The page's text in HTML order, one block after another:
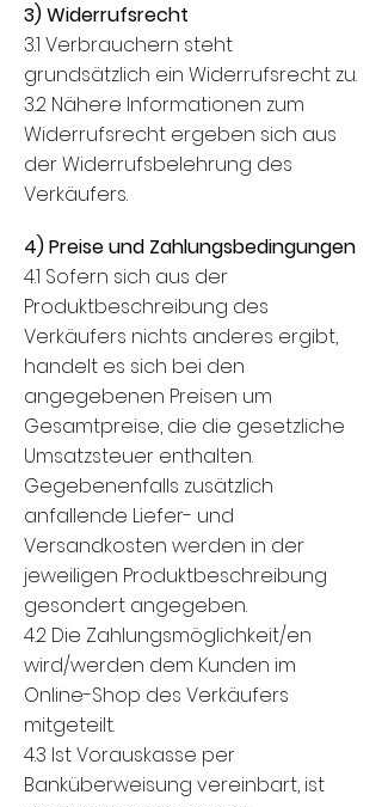
3) Widerrufsrecht
3.1 Verbrauchern steht
grundsätzlich ein Widerrufsrecht zu.
3.2 Nähere Informationen zum
Widerrufsrecht ergeben sich aus
der Widerrufsbelehrung des
Verkäufers.
4) Preise und Zahlungsbedingungen
4.1 Sofern sich aus der
Produktbeschreibung des
Verkäufers nichts anderes ergibt,
handelt es sich bei den
angegebenen Preisen um
Gesamtpreise, die die gesetzliche
Umsatzsteuer enthalten.
Gegebenenfalls zusätzlich
anfallende Liefer- und
Versandkosten werden in der
jeweiligen Produktbeschreibung
gesondert angegeben.
4.2 Die Zahlungsmöglichkeit/en
wird/werden dem Kunden im
Online-Shop des Verkäufers
mitgeteilt.
4.3 Ist Vorauskasse per
Banküberweisung vereinbart, ist